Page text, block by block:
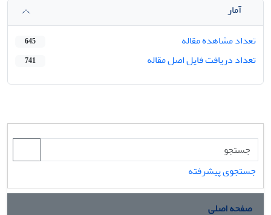
آمار
تعداد مشاهده مقاله
645
تعداد دریافت فایل اصل مقاله 741
جستجوی پیشرفته
صفحه اصلی